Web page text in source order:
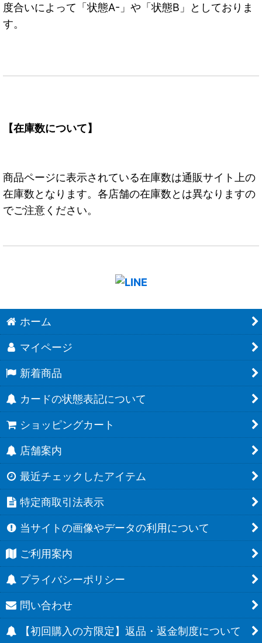
度合いによって「状態A-」や「状態B」としておりま
す。
【在庫数について】
商品ページに表示されている在庫数は通販サイト上の
在庫数となります。各店舗の在庫数とは異なりますの
でご注意ください。
ホーム
マイページ
新着商品
カードの状態表記について
ショッピングカート
店舗案内
最近チェックしたアイテム
特定商取引法表示
当サイトの画像やデータの利用について
ご利用案内
プライバシーポリシー
問い合わせ
【初回購入の方限定】返品・返金制度について